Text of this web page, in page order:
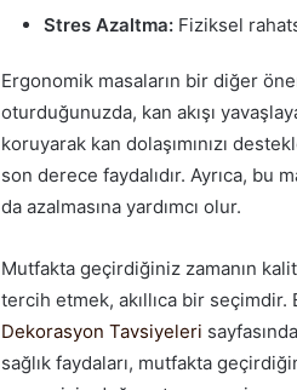
Stres Azaltma: Fiziksel
Ergonomik masaların bir diğer
oturduğunuzda, kan akışı
koruyarak kan dolaşımınızı
son derece faydalıdır. Ayrıca, bu
da azalmasına yardımcı olur.
Mutfakta geçirdiğiniz zamanın
tercih etmek, akıllıca bir
Dekorasyon Tavsiyeleri
sağlık faydaları, mutfakta